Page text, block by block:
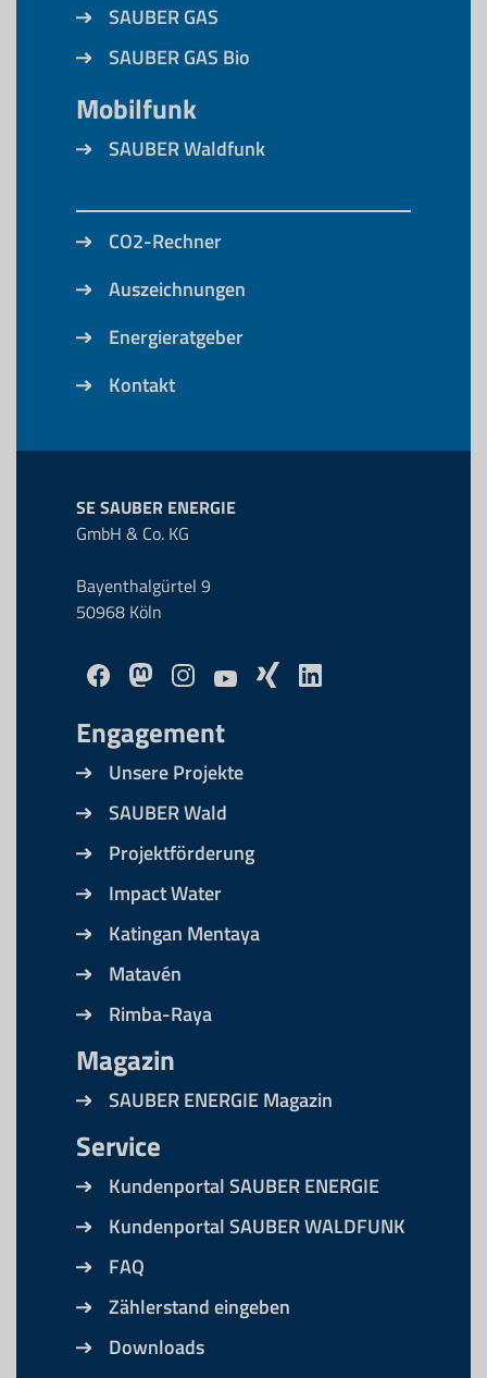
SAUBER GAS
SAUBER GAS Bio
Mobilfunk
SAUBER Waldfunk
CO2-Rechner
Auszeichnungen
Energieratgeber
Kontakt
SE SAUBER ENERGIE
GmbH & Co. KG
Bayenthalgürtel 9
50968 Köln
Engagement
Unsere Projekte
SAUBER Wald
Projektförderung
Impact Water
Katingan Mentaya
Matavén
Rimba-Raya
Magazin
SAUBER ENERGIE Magazin
Service
Kundenportal SAUBER ENERGIE
Kundenportal SAUBER WALDFUNK
FAQ
Zählerstand eingeben
Downloads